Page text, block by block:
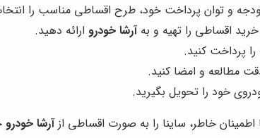
و توان پرداخت خود، طرح اقساطی مناسب را
خرید اقساطی را تهیه و بهآرشا خودرو ارائه دهید.
پرداخت کنید.
مطالعه و امضا کنید.
خود را تحویل بگیرید.
اطمینان خاطر، ساینا را به صورت اقساطی ازآرشا خودرو